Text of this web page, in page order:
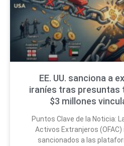
EE. UU. sanciona a
iraníes tras presuntas
$3 millones
Puntos Clave de la Noticia:
Activos Extranjeros
sancionados a las